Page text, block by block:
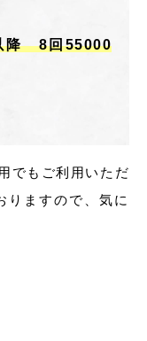
降 8回55000
でもご利用いただ
りますので、気に